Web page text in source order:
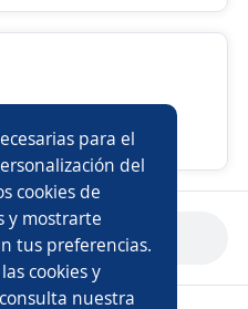
para el
del
cookies de
y mostrarte
tus preferencias.
cookies y
nuestra
Siguiente